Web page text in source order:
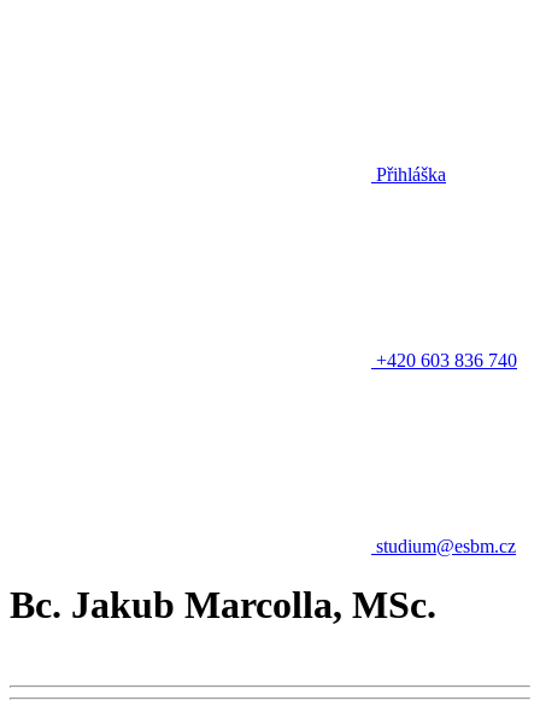
Přihláška
+420 603 836 740
studium@esbm.cz
Bc. Jakub Marcolla, MSc.